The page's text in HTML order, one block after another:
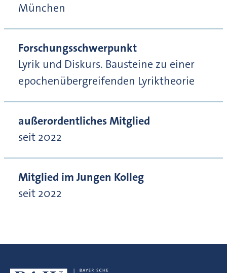
München
Forschungsschwerpunkt
Lyrik und Diskurs. Bausteine zu einer
epochenübergreifenden Lyriktheorie
außerordentliches Mitglied
seit 2022
Mitglied im Jungen Kolleg
seit 2022